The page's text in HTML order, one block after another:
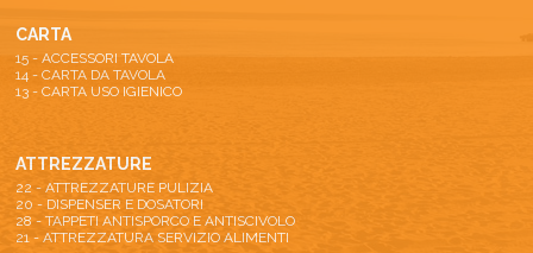
CARTA
15 - ACCESSORI TAVOLA
14 - CARTA DA TAVOLA
13 - CARTA USO IGIENICO
ATTREZZATURE
22 - ATTREZZATURE PULIZIA
20 - DISPENSER E DOSATORI
28 - TAPPETI ANTISPORCO E ANTISCIVOLO
21 - ATTREZZATURA SERVIZIO ALIMENTI